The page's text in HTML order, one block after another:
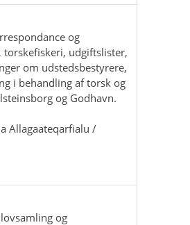
og
udgiftslister,
om udstedsbestyrere,
i behandling af torsk og
og Godhavn.
Allagaateqarfialu /
og